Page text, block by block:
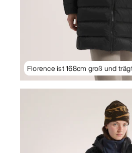
Florence ist 168cm groß und